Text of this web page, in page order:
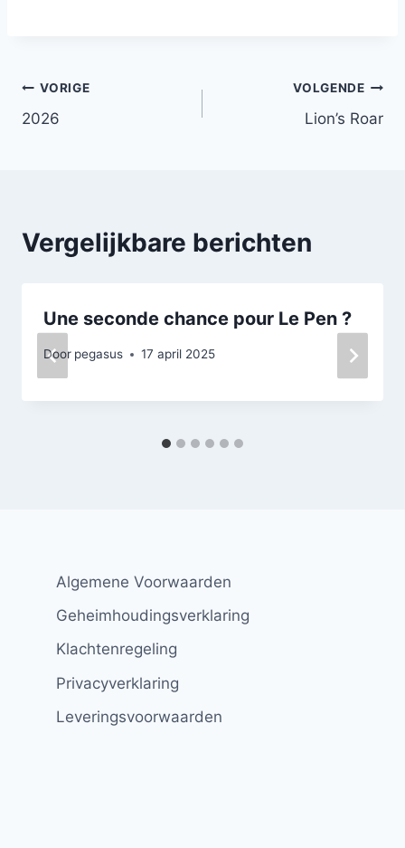
Bericht
navigatie
VORIGE
2026
VOLGENDE
Lion’s Roar
Vergelijkbare berichten
Une seconde chance pour Le Pen ?
Door pegasus 17 april 2025
Algemene Voorwaarden
Geheimhoudingsverklaring
Klachtenregeling
Privacyverklaring
Leveringsvoorwaarden